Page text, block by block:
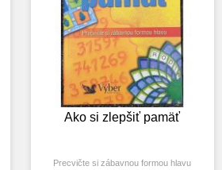
Ako si zlepšiť pamäť
Precvičte si zábavnou formou hlavu